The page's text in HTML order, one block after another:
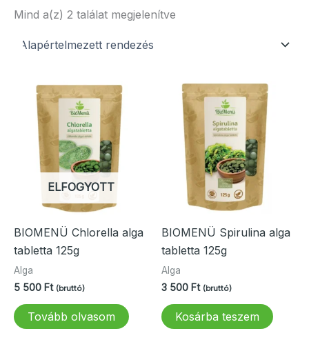
Mind a(z) 2 találat megjelenítve
ELFOGYOTT
BIOMENÜ Chlorella alga
tabletta 125g
Alga
5 500 Ft (bruttó)
Tovább olvasom
BIOMENÜ Spirulina alga
tabletta 125g
Alga
3 500 Ft (bruttó)
Kosárba teszem